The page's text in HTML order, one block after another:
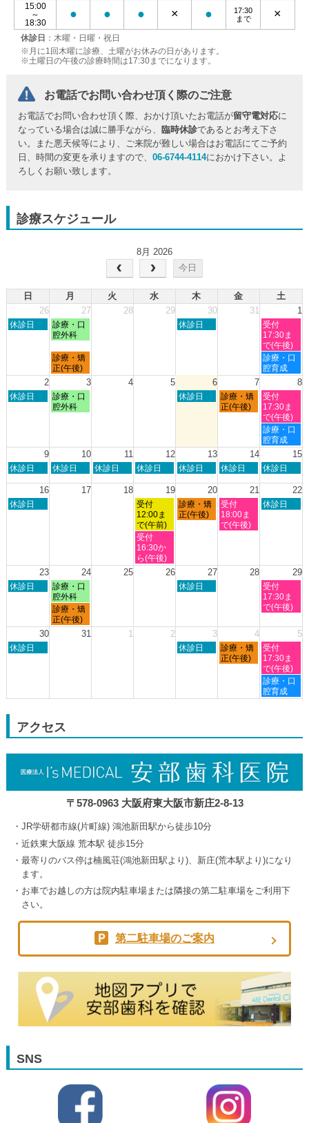
休診日 ：木曜・日曜・祝日
※月に1回木曜に診療、土曜がお休みの日があります。
※土曜日の午後の診療時間は17:30までになります。
15:00
～
18:30
● ● ● × ●
17:30
まで
×
お電話でお問い合わせ頂く際のご注意
お電話でお問い合わせ頂く際、おかけ頂いたお電話が留守電対応に
なっている場合は誠に勝手ながら、
臨時休診であるとお考え下さ
い。また悪天候等により、ご来院が難しい場合はお電話にてご予約
日、時間の変更を承りますので、06-6744-4114におかけ下さい。よ
ろしくお願い致します。
診療スケジュール
8月 2026
今日
日 月 火 水 木 金
土
26
27 28 29 30 31 1
日
26th
休診日
月
曜
7
月
27th
診療・口
腔外科
木
30th
休診日
土
曜
日,
8
月
1st
受付
17:30ま
で(午後)
月
曜
日,
月
27th
診療・矯
正(午後)
土
曜
日,
月
1st
2026
診療・口
腔育成
2 3 4 5 6 7 8
日
2nd
休診日
月
曜
3rd
診療・口
腔外科
木
6th
休診日
金
曜
7th
診療・矯
正(午後)
土
曜
日,
8
月
8th
受付
17:30ま
で(午後)
土
曜
日,
月
診療・口
腔育成
9 10 11 12 13 14 15
日
8
月
休診日
月
休診日
火
休診日
水
8
月
12th
2026
休診日
木
8
月
13th
休診日
金
8
月
14th
2026
休診日
土
8
月
休診日
16 17 18 19 20 21 22
日
2026
休診日
水
曜
日,
8
月
19th
2026
受付
12:00ま
で(午前)
木
曜
2026
診療・矯
正(午後)
金
曜
日,
2026
受付
18:00ま
で(午後)
土
2026
休診日
水
曜
日,
8
受付
16:30か
ら(午後)
23 24 25 26 27 28 29
日
月
2026
休診日
月
曜
日,
8
月
診療・口
腔外科
木
月
2026
休診日
土
曜
日,
月
2026
受付
17:30ま
で(午後)
月
曜
日,
診療・矯
正(午後)
30 31 1 2 3 4 5
日
30th
休診日
木
3rd
休診日
金
曜
4th
診療・矯
正(午後)
土
曜
日,
9
月
5th
受付
17:30ま
で(午後)
土
曜
日,
診療・口
腔育成
アクセス
〒578-0963 大阪府東大阪市新庄2-8-13
JR学研都市線(片町線) 鴻池新田駅から徒歩10分
近鉄東大阪線 荒本駅 徒歩15分
最寄りのバス停は楠風荘(鴻池新田駅より)、新庄(荒本駅より)になり
ます。
お車でお越しの方は院内駐車場または隣接の第二駐車場をご利用下
さい。
第二駐車場のご案内
SNS